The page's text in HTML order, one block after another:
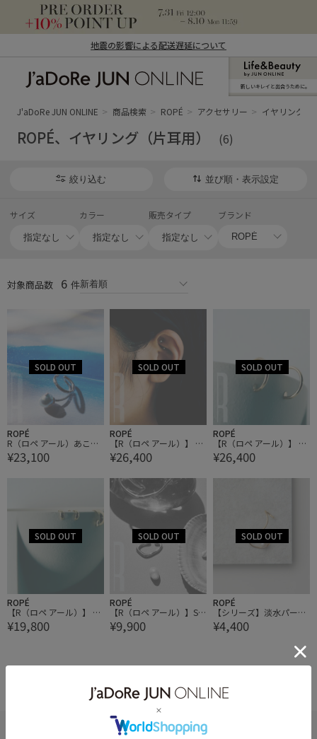
地震の影響による配送遅延について
ン オンライン）
新しいキレイと出合うために。
J'aDoRe JUN ONLINE 商品検索 ROPÉ アクセサリー イヤリング（
ROPÉ、イヤリング（片耳用） (6)
絞り込む 並び順・表示設定
サイズ カラー 販売タイプ ブランド
対象商品数 6 件
ROPÉ
R（ロペ アール）あこや
ナチュラルブルーパール
1粒イヤーカフ
¥23,100
ROPÉ
【R（ロペ アール）】 K1
0 プレーンイヤークリッ
プ (片耳)
¥26,400
ROPÉ
【R（ロペ アール）】 K1
0 フープイヤリング
¥26,400
ROPÉ
【R（ロペ アール）】 K1
0 プチツキコウイヤリン
¥19,800
ROPÉ
【R（ロペ アール）】SV
925 ウェーブラインイヤ
ーカフ
¥9,900
ROPÉ
【シリーズ】淡水パール
ロングイヤカフ
¥4,400